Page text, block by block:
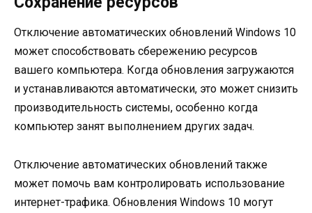
Отключение автоматических обновлений Windows 10
может способствовать сбережению ресурсов
вашего компьютера. Когда обновления загружаются
и устанавливаются автоматически, это может снизить
производительность системы, особенно когда
компьютер занят выполнением других задач.
Отключение автоматических обновлений также
может помочь вам контролировать использование
интернет-трафика. Обновления Windows 10 могут